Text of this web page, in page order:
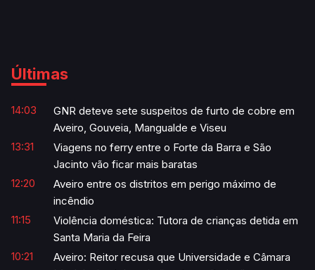
Últimas
14:03
GNR deteve sete suspeitos de furto de cobre em
Aveiro, Gouveia, Mangualde e Viseu
13:31
Viagens no ferry entre o Forte da Barra e São
Jacinto vão ficar mais baratas
12:20
Aveiro entre os distritos em perigo máximo de
incêndio
11:15
Violência doméstica: Tutora de crianças detida em
Santa Maria da Feira
10:21
Aveiro: Reitor recusa que Universidade e Câmara